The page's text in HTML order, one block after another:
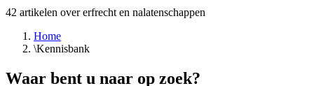
42 artikelen over erfrecht en nalatenschappen
Home
\Kennisbank
Waar bent u naar op zoek?